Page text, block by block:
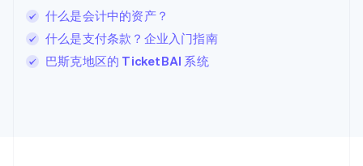
什么是会计中的资产？
什么是支付条款？企业入门指南
巴斯克地区的 TicketBAI 系统
FrançaisDeutschEnglish
罗马尼亚
English
马尔他